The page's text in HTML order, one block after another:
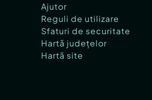
Ajutor
Reguli de utilizare
Sfaturi de securitate
Hartă județelor
Hartă site